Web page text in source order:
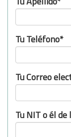
Tu Teléfono*
Tu Correo
Tu NIT o él